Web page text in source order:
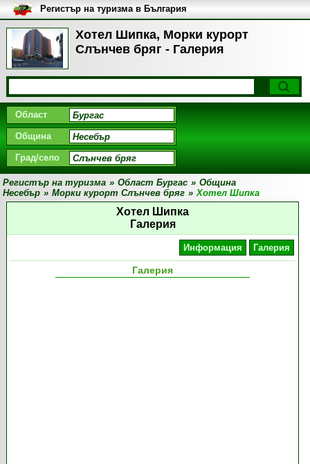
Хотел Шипка, Морки курорт
Слънчев бряг - Галерия
Регистър на туризма в България
Област
Община
Град/село
Регистър на туризма » Област Бургас » Община
Несебър » Морки курорт Слънчев бряг » Хотел Шипка
Хотел Шипка
Галерия
Информация Галерия
Галерия